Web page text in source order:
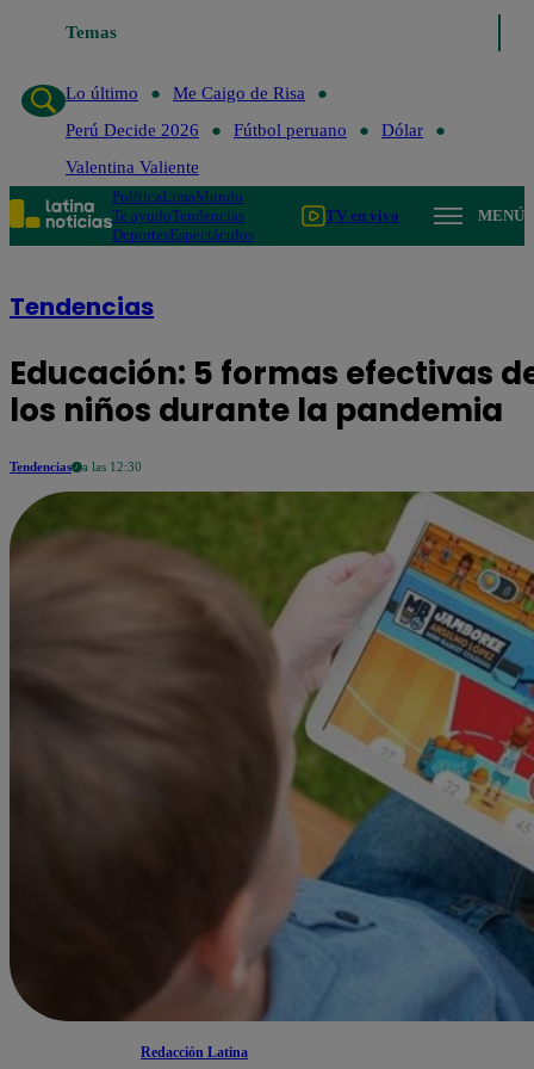
Temas
Lo último
Me Caigo de Risa
Perú Decide 2026
Fútbol peruano
Dólar
Valentina Valiente
PolíticaLimaMundo
Te ayudoTendencias
DeportesEspectáculos
TV en vivo MENÚ
Tendencias
Educación: 5 formas efectivas
los niños durante la pandemia
Tendencias a las 12:30
Redacción Latina